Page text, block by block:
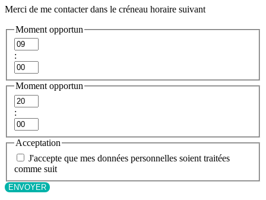
Merci de me contacter dans le créneau horaire suivant
Moment opportun
Heures
:
Minutes
Moment opportun
Heures
:
Minutes
Acceptation
J'accepte que mes données personnelles soient traitées
comme suit